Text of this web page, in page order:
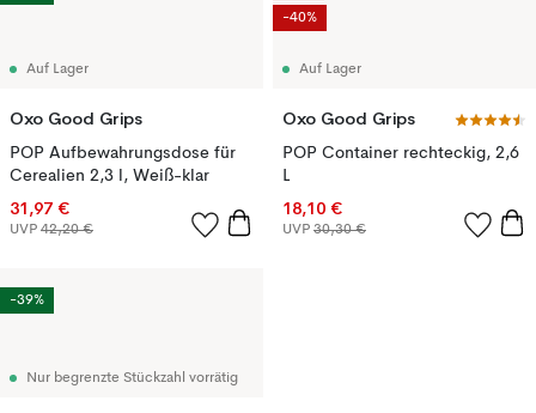
Auf Lager
Oxo Good Grips
POP Aufbewahrungsdose für
Cerealien 2,3 l, Weiß-klar
31,97 €
UVP 42,20 €
Auf Lager
Oxo Good Grips
POP Container rechteckig, 2,6
L
18,10 €
UVP 30,30 €
-40%
Nur begrenzte Stückzahl vorrätig
-39%